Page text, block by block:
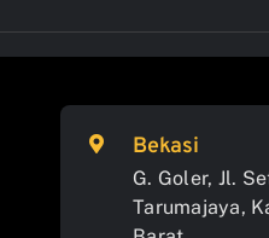
Bekasi
G. Goler, Jl.
Tarumajaya,